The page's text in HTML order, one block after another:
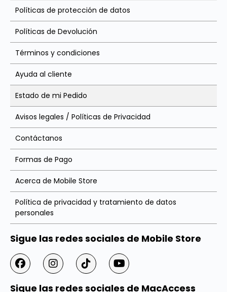
Políticas de protección de datos
Políticas de Devolución
Términos y condiciones
Ayuda al cliente
Estado de mi Pedido
Avisos legales / Políticas de Privacidad
Contáctanos
Formas de Pago
Acerca de Mobile Store
Política de privacidad y tratamiento de datos
personales
Sigue las redes sociales de Mobile Store
Sigue las redes sociales de MacAccess